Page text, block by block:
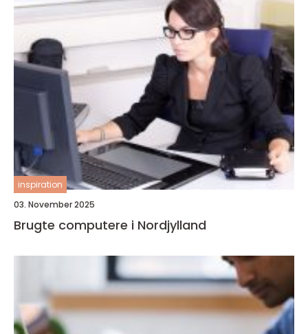
inspiration
03. November 2025
Brugte computere i Nordjylland